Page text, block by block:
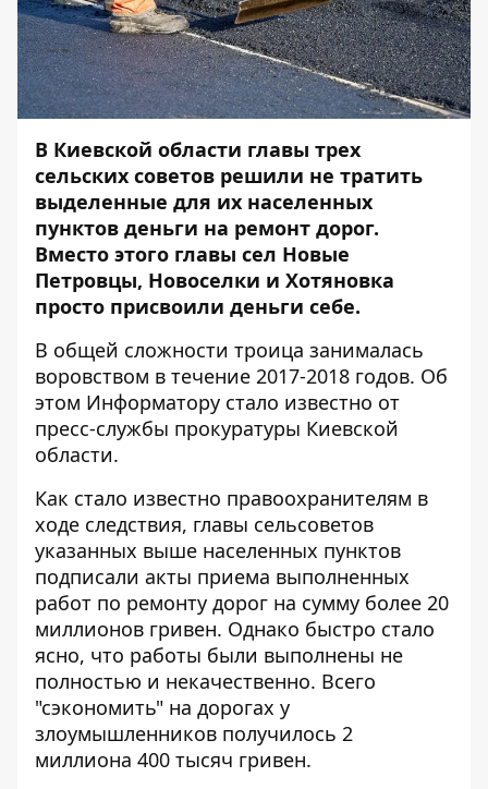
В Киевской области главы трех
сельских советов решили не тратить
выделенные для их населенных
пунктов деньги на ремонт дорог.
Вместо этого главы сел Новые
Петровцы, Новоселки и Хотяновка
просто присвоили деньги себе.
В общей сложности троица занималась
воровством в течение 2017-2018 годов. Об
этом Информатору стало известно от
пресс-службы прокуратуры Киевской
области.
Как стало известно правоохранителям в
ходе следствия, главы сельсоветов
указанных выше населенных пунктов
подписали акты приема выполненных
работ по ремонту дорог на сумму более 20
миллионов гривен. Однако быстро стало
ясно, что работы были выполнены не
полностью и некачественно. Всего
"сэкономить" на дорогах у
злоумышленников получилось 2
миллиона 400 тысяч гривен.